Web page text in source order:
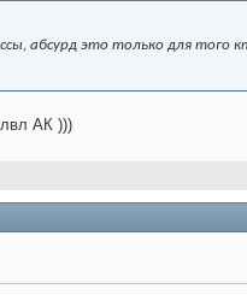
абсурд это только для того
АК )))